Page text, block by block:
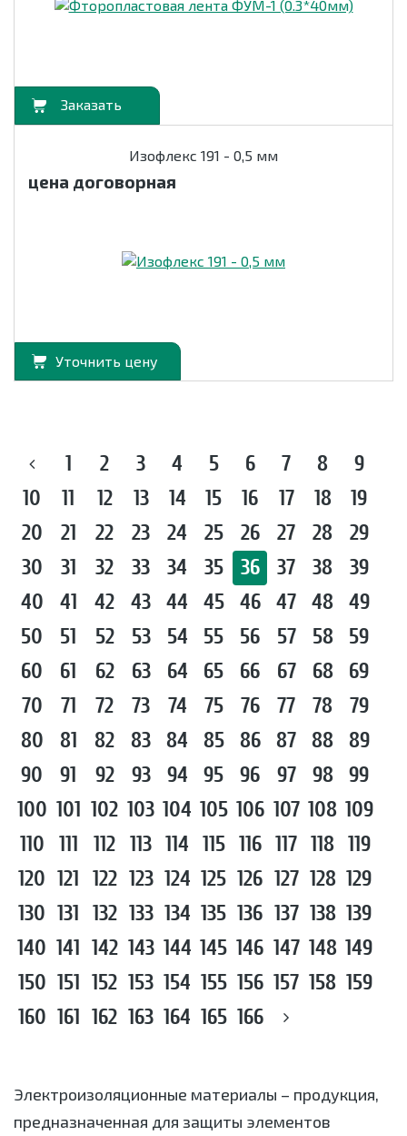
Изофлекс 191 - 0,5 мм
цена договорная
Уточнить цену
1 2 3 4 5 6 7 8
9
10
11 12 13 14 15 16 17 18
19
20
21 22 23 24 25 26 27 28
29
30
31 32 33 34 35 36 37 38
39
40
41 42 43 44 45 46 47 48
49
50
51 52 53 54 55 56 57 58
59
60
61 62 63 64 65 66 67 68
69
70
71 72 73 74 75 76 77 78
79
80
81 82 83 84 85 86 87 88
89
90
91 92 93 94 95 96 97 98
99
100 101 102 103 104 105 106 107 108 109
110
111 112 113 114 115 116 117 118 119
120 121 122 123 124 125 126 127 128 129
130 131 132 133 134 135 136 137 138 139
140 141 142 143 144 145 146 147 148 149
150 151 152 153 154 155 156 157 158 159
160 161 162 163 164 165 166
Электроизоляционные материалы – продукция,
предназначенная для защиты элементов